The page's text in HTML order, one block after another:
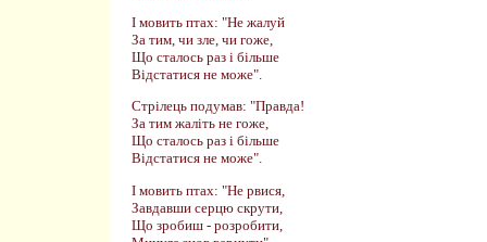
І мовить птах: "Не жалуй
За тим, чи зле, чи гоже,
Що сталось раз і більше
Відстатися не може".
Стрілець подумав: "Правда!
За тим жаліть не гоже,
Що сталось раз і більше
Відстатися не може".
І мовить птах: "Не рвися,
Завдавши серцю скрути,
Що зробиш - розробити,